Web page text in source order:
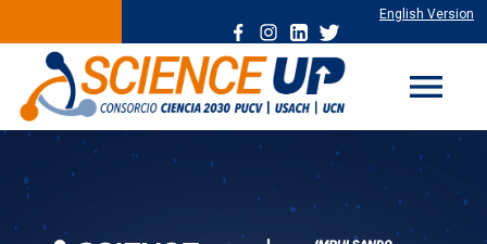
English Version
menu